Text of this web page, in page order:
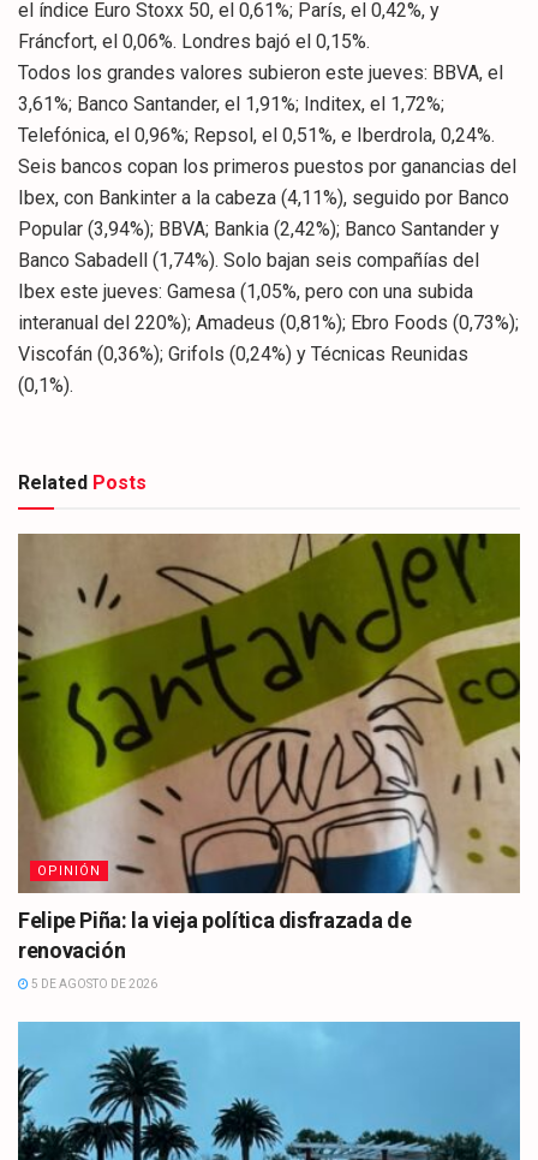
el índice Euro Stoxx 50, el 0,61%; París, el 0,42%, y
Fráncfort, el 0,06%. Londres bajó el 0,15%.
Todos los grandes valores subieron este jueves: BBVA, el
3,61%; Banco Santander, el 1,91%; Inditex, el 1,72%;
Telefónica, el 0,96%; Repsol, el 0,51%, e Iberdrola, 0,24%.
Seis bancos copan los primeros puestos por ganancias del
Ibex, con Bankinter a la cabeza (4,11%), seguido por Banco
Popular (3,94%); BBVA; Bankia (2,42%); Banco Santander y
Banco Sabadell (1,74%). Solo bajan seis compañías del
Ibex este jueves: Gamesa (1,05%, pero con una subida
interanual del 220%); Amadeus (0,81%); Ebro Foods (0,73%);
Viscofán (0,36%); Grifols (0,24%) y Técnicas Reunidas
(0,1%).
Related Posts
OPINIÓN
Felipe Piña: la vieja política disfrazada de
renovación
5 DE AGOSTO DE 2026